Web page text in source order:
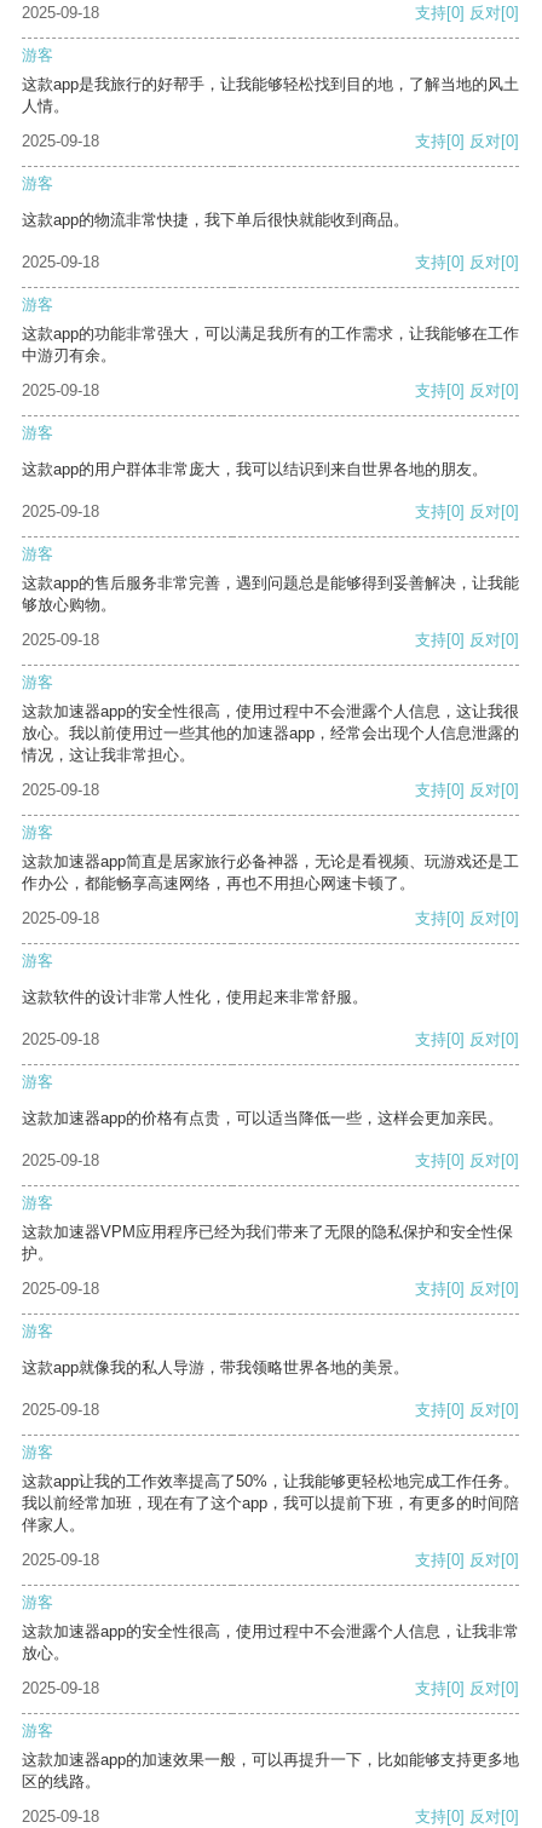
2025-09-18 支持[0] 反对[0]
游客
这款app是我旅行的好帮手，让我能够轻松找到目的地，了解当地的风土
人情。
2025-09-18
支持[0] 反对[0]
游客
这款app的物流非常快捷，我下单后很快就能收到商品。
2025-09-18 支持[0] 反对[0]
游客
这款app的功能非常强大，可以满足我所有的工作需求，让我能够在工作
中游刃有余。
2025-09-18
支持[0] 反对[0]
游客
这款app的用户群体非常庞大，我可以结识到来自世界各地的朋友。
2025-09-18 支持[0] 反对[0]
游客
这款app的售后服务非常完善，遇到问题总是能够得到妥善解决，让我能
够放心购物。
2025-09-18
支持[0] 反对[0]
游客
这款加速器app的安全性很高，使用过程中不会泄露个人信息，这让我很
放心。我以前使用过一些其他的加速器app，经常会出现个人信息泄露的
情况，这让我非常担心。
2025-09-18
支持[0] 反对[0]
游客
这款加速器app简直是居家旅行必备神器，无论是看视频、玩游戏还是工
作办公，都能畅享高速网络，再也不用担心网速卡顿了。
2025-09-18
支持[0] 反对[0]
游客
这款软件的设计非常人性化，使用起来非常舒服。
2025-09-18 支持[0] 反对[0]
游客
这款加速器app的价格有点贵，可以适当降低一些，这样会更加亲民。
2025-09-18 支持[0] 反对[0]
游客
这款加速器VPM应用程序已经为我们带来了无限的隐私保护和安全性保
护。
2025-09-18
支持[0] 反对[0]
游客
这款app就像我的私人导游，带我领略世界各地的美景。
2025-09-18 支持[0] 反对[0]
游客
这款app让我的工作效率提高了50%，让我能够更轻松地完成工作任务。
我以前经常加班，现在有了这个app，我可以提前下班，有更多的时间陪
伴家人。
2025-09-18
支持[0] 反对[0]
游客
这款加速器app的安全性很高，使用过程中不会泄露个人信息，让我非常
放心。
2025-09-18
支持[0] 反对[0]
游客
这款加速器app的加速效果一般，可以再提升一下，比如能够支持更多地
区的线路。
2025-09-18
支持[0] 反对[0]